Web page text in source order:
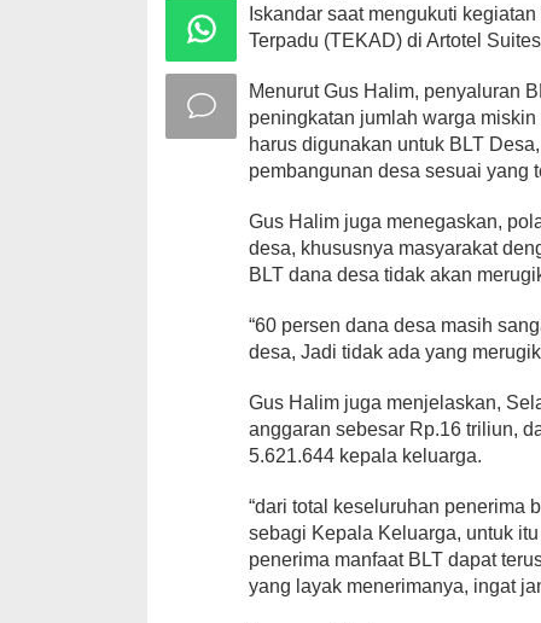
Iskandar saat mengukuti
Terpadu (TEKAD) di Artotel
Menurut Gus Halim, penyaluran
peningkatan jumlah warga
harus digunakan untuk BLT
pembangunan desa sesuai yang
Gus Halim juga menegaskan,
desa, khususnya masyarakat
BLT dana desa tidak akan
“60 persen dana desa masih
desa, Jadi tidak ada yang
Gus Halim juga menjelaskan,
anggaran sebesar Rp.16 triliun,
5.621.644 kepala keluarga.
“dari total keseluruhan penerima
sebagi Kepala Keluarga, untuk
penerima manfaat BLT dapat
yang layak menerimanya, ingat